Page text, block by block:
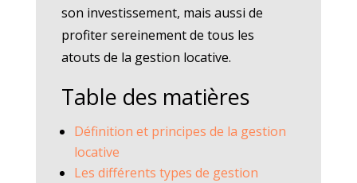
son investissement, mais aussi de
profiter sereinement de tous les
atouts de la gestion locative.
Table des matières
Définition et principes de la gestion
locative
Les différents types de gestion